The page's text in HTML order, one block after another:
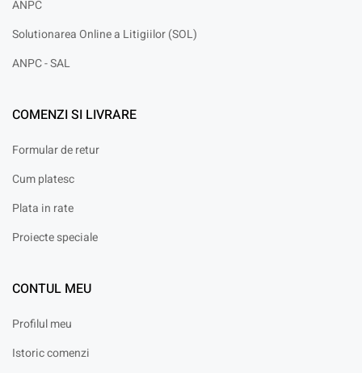
ANPC
Solutionarea Online a Litigiilor (SOL)
ANPC - SAL
COMENZI SI LIVRARE
Formular de retur
Cum platesc
Plata in rate
Proiecte speciale
CONTUL MEU
Profilul meu
Istoric comenzi